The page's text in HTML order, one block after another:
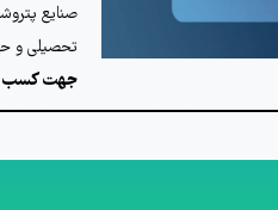
صنایع
تحصیلی و
جهت کسب